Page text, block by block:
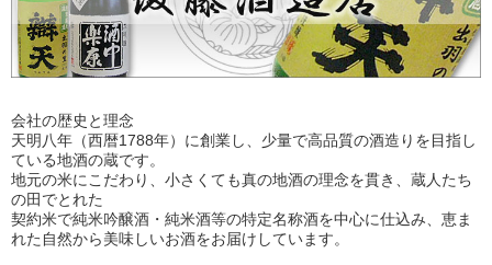
会社の歴史と理念
天明八年（西暦1788年）に創業し、少量で高品質の酒造りを目指し
ている地酒の蔵です。
地元の米にこだわり、小さくても真の地酒の理念を貫き、蔵人たち
の田でとれた
契約米で純米吟醸酒・純米酒等の特定名称酒を中心に仕込み、恵ま
れた自然から美味しいお酒をお届けしています。